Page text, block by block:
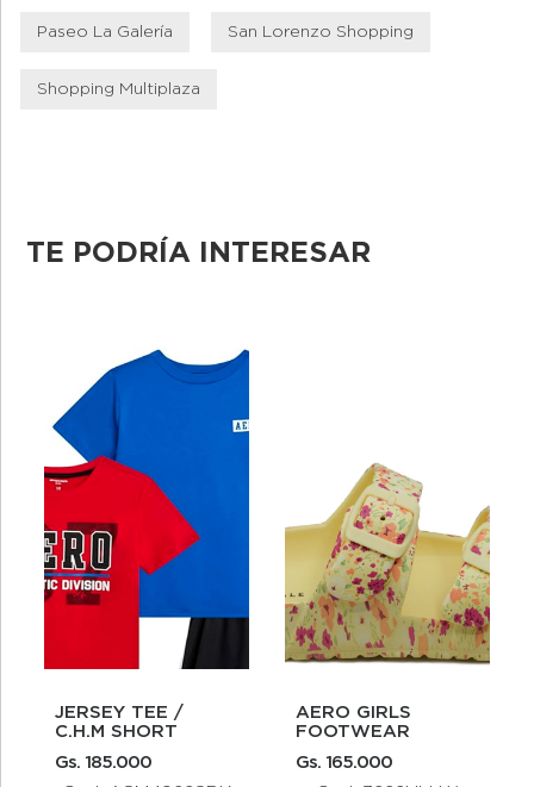
Paseo La Galería San Lorenzo Shopping
Shopping Multiplaza
TE PODRÍA INTERESAR
JERSEY TEE /
C.H.M SHORT
Gs. 185.000
AERO GIRLS
FOOTWEAR
Gs. 165.000